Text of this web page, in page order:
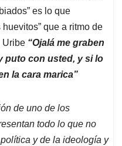
es lo que
que a ritmo de
Uribe “Ojalá me graben
puto con usted, y si lo
la cara marica”
de uno de los
todo lo que no
y de la ideología y